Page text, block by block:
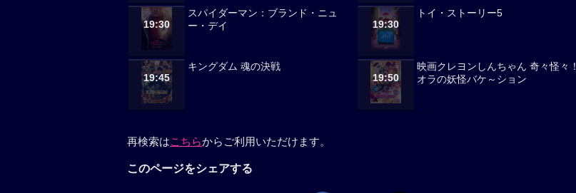
19:30
スパイダーマン：ブランド・ニュ
ー・デイ
19:30
トイ・ストーリー5
19:45
キングダム 魂の決戦
19:50
映画クレヨンしんちゃん 奇々怪々！
オラの妖怪バケ～ション
再検索はこちらからご利用いただけます。
このページをシェアする